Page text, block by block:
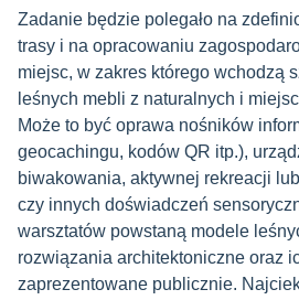
Zadanie będzie polegało na
trasy i na opracowaniu
miejsc, w zakres którego wchodzą
leśnych mebli z naturalnych i
Może to być oprawa nośników
geocachingu, kodów QR itp.),
biwakowania, aktywnej rekreacji
czy innych doświadczeń
warsztatów powstaną modele
rozwiązania architektoniczne oraz
zaprezentowane publicznie.